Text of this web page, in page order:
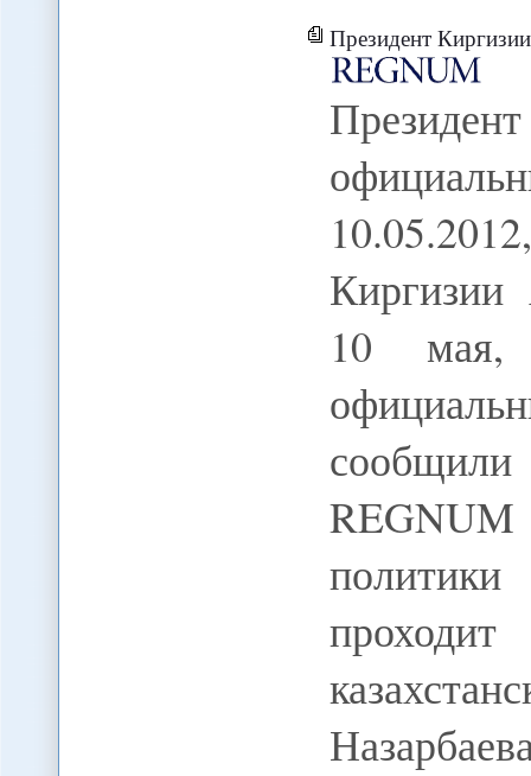
Президент Киргизии
Киргизии
10 мая,
политики